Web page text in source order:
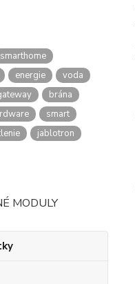
smarthome
energie
voda
brána
smart
jablotron
MODULY